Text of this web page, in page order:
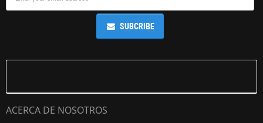
SUBCRIBE
ACERCA DE NOSOTROS